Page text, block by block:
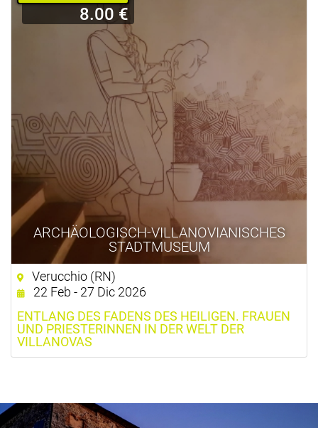
ARCHÄOLOGISCH-VILLANOVIANISCHES
STADTMUSEUM
8.00 €
Verucchio (RN)
22 Feb - 27 Dic 2026
ENTLANG DES FADENS DES HEILIGEN. FRAUEN
UND PRIESTERINNEN IN DER WELT DER
VILLANOVAS